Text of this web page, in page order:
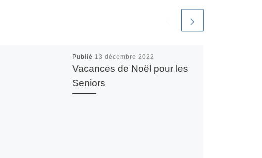
Publié 13 décembre 2022
Vacances de Noël pour les
Seniors